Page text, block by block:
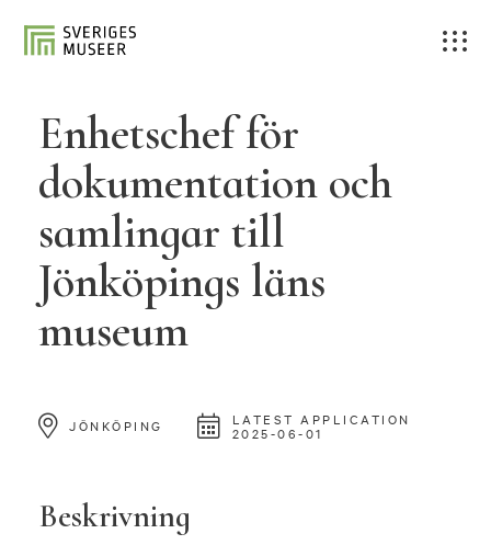
Enhetschef för
dokumentation och
samlingar till
Jönköpings läns
museum
JÖNKÖPING
LATEST APPLICATION
2025-06-01
Beskrivning